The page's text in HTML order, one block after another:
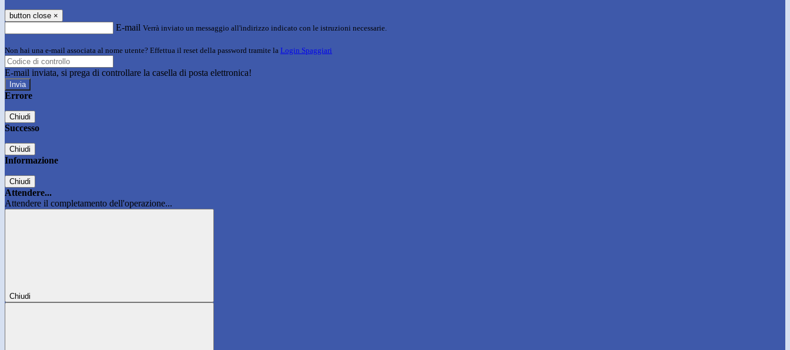
button close ×
E-mail Verrà inviato un messaggio all'indirizzo indicato con le istruzioni necessarie.
Non hai una e-mail associata al nome utente? Effettua il reset della password tramite la Login Spaggiari
E-mail inviata, si prega di controllare la casella di posta elettronica!
Errore
Chiudi
Successo
Chiudi
Informazione
Chiudi
Attendere...
Attendere il completamento dell'operazione...
Chiudi